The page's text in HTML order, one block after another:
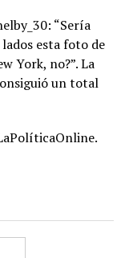
“Sería
esta foto de
York, no?”. La
un total